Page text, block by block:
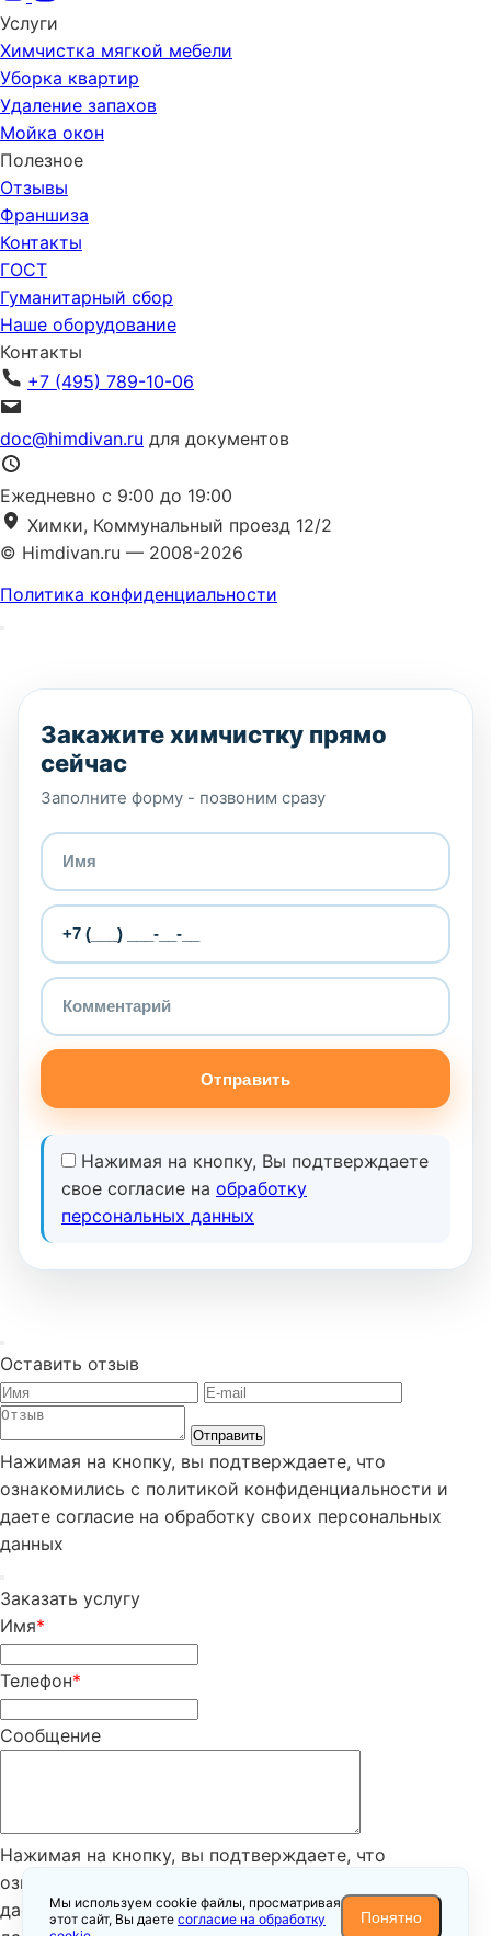
Услуги
Химчистка мягкой мебели
Уборка квартир
Удаление запахов
Мойка окон
Полезное
Отзывы
Франшиза
Контакты
ГОСТ
Гуманитарный сбор
Наше оборудование
Контакты
+7 (495) 789-10-06
doc@himdivan.ru для документов
Ежедневно с 9:00 до 19:00
Химки, Коммунальный проезд 12/2
© Himdivan.ru — 2008-2026
Политика конфиденциальности
Закажите химчистку прямо
сейчас
Заполните форму - позвоним сразу
Отправить
Нажимая на кнопку, Вы подтверждаете
свое согласие на обработку
персональных данных
Оставить отзыв
Отправить
Нажимая на кнопку, вы подтверждаете, что
ознакомились с политикой конфиденциальности и
даете согласие на обработку своих персональных
данных
Заказать услугу
Имя*
Телефон*
Сообщение
Нажимая на кнопку, вы подтверждаете, что
ознакомились с
даете согласие на обработку своих персональных
Мы используем cookie файлы, просматривая
этот сайт, Вы даете согласие на обработку
Понятно